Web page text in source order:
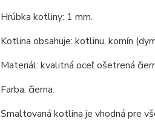
Hrúbka kotliny: 1 mm.
Kotlina obsahuje: kotlinu, komín
Materiál: kvalitná oceľ ošetrená
Farba: čierna.
Smaltovaná kotlina je vhodná pre